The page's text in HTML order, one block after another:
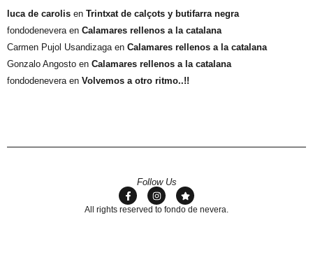
luca de carolis en Trintxat de calçots y butifarra negra
fondodeneveraen Calamares rellenos a la catalana
Carmen Pujol Usandizagaen Calamares rellenos a la catalana
Gonzalo Angosto en Calamares rellenos a la catalana
fondodeneveraen Volvemos a otro ritmo..!!
Follow Us
All rights reserved to fondo de nevera.